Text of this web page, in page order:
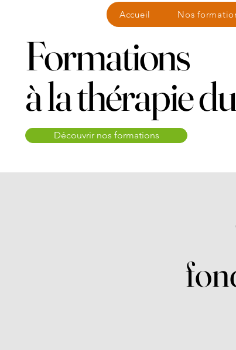
Accueil Nos
Formations
à la thérapie
Découvrir nos formations